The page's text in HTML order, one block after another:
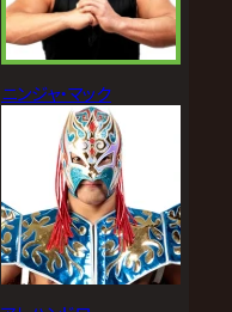
ニンジャ・マック